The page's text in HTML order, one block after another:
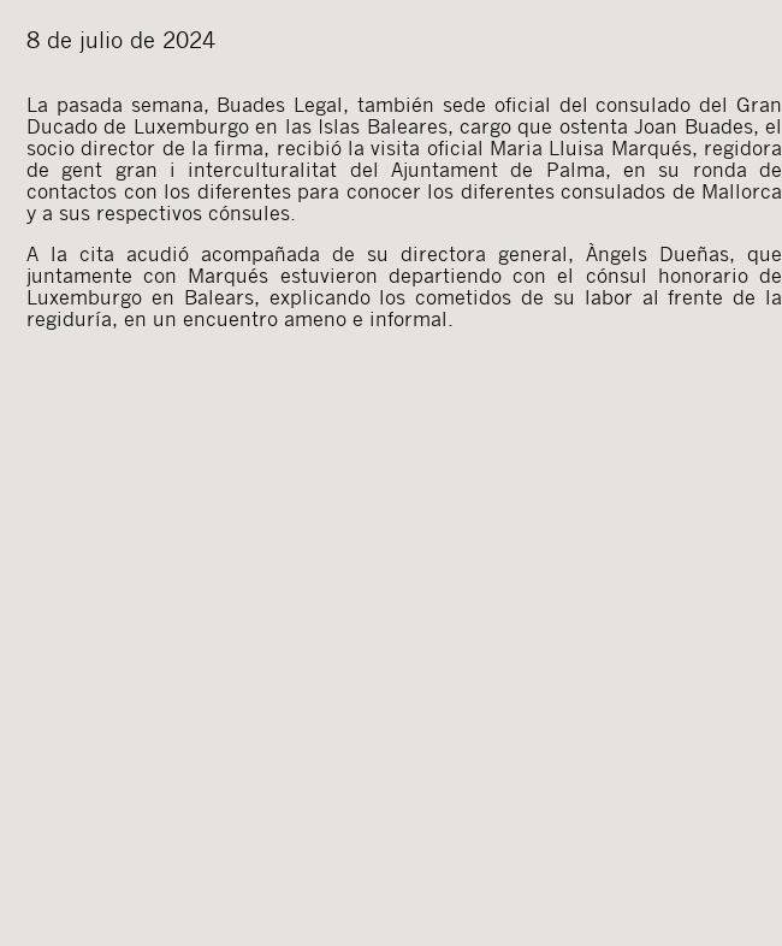
8 de julio de 2024
La pasada semana, Buades Legal, también sede oficial del consulado del Gran
Ducado de Luxemburgo en las Islas Baleares, cargo que ostenta Joan Buades, el
socio director de la firma, recibió la visita oficial Maria Lluisa Marqués, regidora
de gent gran i interculturalitat del Ajuntament de Palma, en su ronda de
contactos con los diferentes para conocer los diferentes consulados de Mallorca
y a sus respectivos cónsules.
A la cita acudió acompañada de su directora general, Àngels Dueñas, que
juntamente con Marqués estuvieron departiendo con el cónsul honorario de
Luxemburgo en Balears, explicando los cometidos de su labor al frente de la
regiduría, en un encuentro ameno e informal.